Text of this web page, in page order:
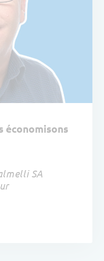
économisons
SA